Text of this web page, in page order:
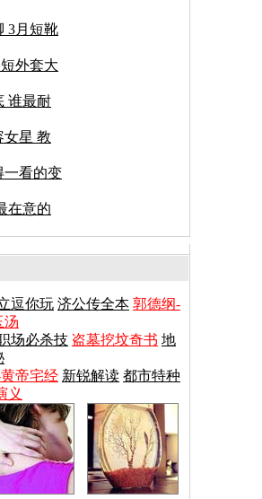
3月短靴
外套大
谁最耐
女星 教
一看的变
在意的
逗你玩 济公传全本 郭德纲-
汤
场必杀技 盗墓挖坟奇书 地
帝宅经 新锐解读 都市特种
义